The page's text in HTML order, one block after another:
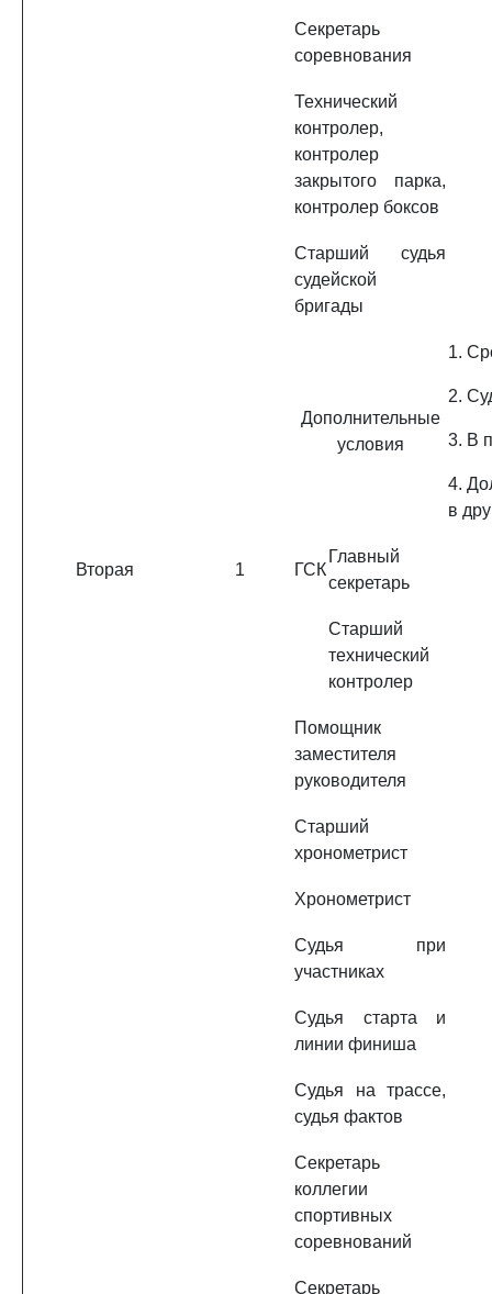
Секретарь
соревнования
Технический
контролер,
контролер
закрытого парка,
контролер боксов
Старший судья
судейской
бригады
Дополнительные
условия
1.
2.
3. В
4.
в
Вторая 1 ГСК
Главный
секретарь
Старший
технический
контролер
Помощник
заместителя
руководителя
Старший
хронометрист
Хронометрист
Судья при
участниках
Судья старта и
линии финиша
Судья на трассе,
судья фактов
Секретарь
коллегии
спортивных
соревнований
Секретарь